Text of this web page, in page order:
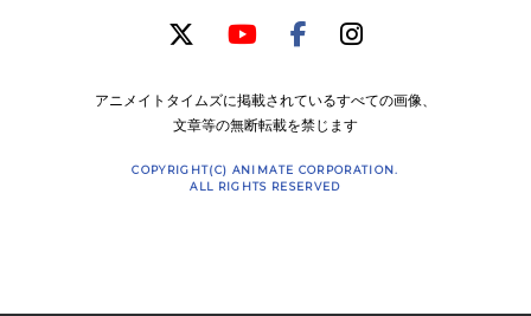
アニメイトタイムズに掲載されているすべての画像、
文章等の無断転載を禁じます
COPYRIGHT(C) ANIMATE CORPORATION.
ALL RIGHTS RESERVED